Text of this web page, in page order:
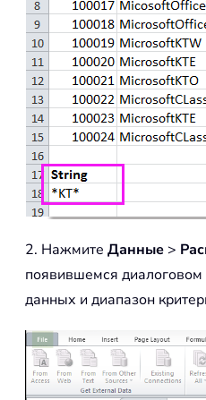
2. Нажмите Данные >
появившемся
данных и диапазон